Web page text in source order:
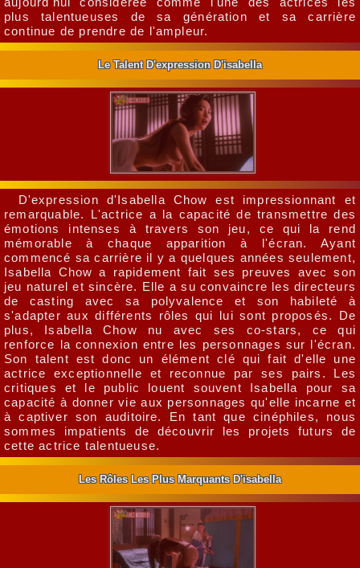
plus talentueuses de sa génération et sa carrière
continue de prendre de l'ampleur.
Le Talent D'expression D'isabella
D'expression d'Isabella Chow est impressionnant et
remarquable. L'actrice a la capacité de transmettre des
émotions intenses à travers son jeu, ce qui la rend
mémorable à chaque apparition à l'écran. Ayant
commencé sa carrière il y a quelques années seulement,
Isabella Chow a rapidement fait ses preuves avec son
jeu naturel et sincère. Elle a su convaincre les directeurs
de casting avec sa polyvalence et son habileté à
s'adapter aux différents rôles qui lui sont proposés. De
plus, Isabella Chow nu avec ses co-stars, ce qui
renforce la connexion entre les personnages sur l'écran.
Son talent est donc un élément clé qui fait d'elle une
actrice exceptionnelle et reconnue par ses pairs. Les
critiques et le public louent souvent Isabella pour sa
capacité à donner vie aux personnages qu'elle incarne et
à captiver son auditoire. En tant que cinéphiles, nous
sommes impatients de découvrir les projets futurs de
cette actrice talentueuse.
Les Rôles Les Plus Marquants D'isabella